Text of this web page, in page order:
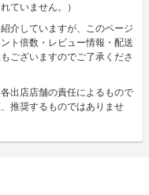
ていません。）
介していますが、このページ
ト倍数・レビュー情報・配送
ございますのでご了承くださ
出店店舗の責任によるもので
推奨するものではありませ